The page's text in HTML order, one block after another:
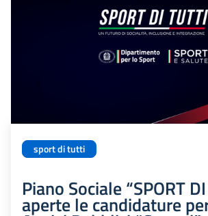
sport di tutti
Piano Sociale “SPORT
aperte le candidature